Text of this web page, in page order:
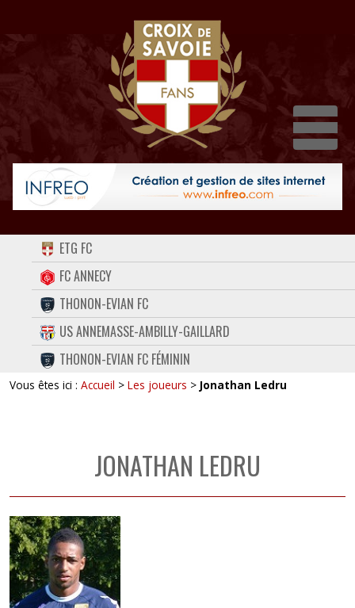
ACCUEIL
FORUM
CONTACT
FACEBOOK
TWITTER
ETG FC
FC ANNECY
THONON-EVIAN FC
US ANNEMASSE-AMBILLY-GAILLARD
THONON-EVIAN FC FÉMININ
Vous êtes ici : Accueil > Les joueurs > Jonathan Ledru
JONATHAN LEDRU